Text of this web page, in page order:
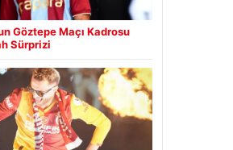
Göztepe Maçı Kadrosu
Sürprizi